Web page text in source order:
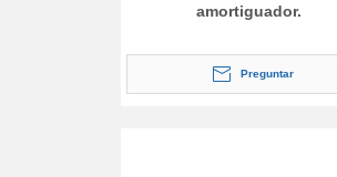
amortiguador.
Preguntar